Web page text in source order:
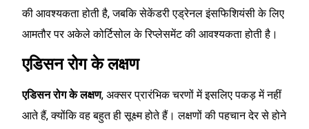
की आवश्यकता होती है, जबकि सेकेंडरी एड्रेनल इंसफिशियंसी के लिए
आमतौर पर अकेले कोर्टिसोल के रिप्लेसमेंट की आवश्यकता होती है।
एडिसन रोग के लक्षण
एडिसन रोग के लक्षण, अक्सर प्रारंभिक चरणों में इसलिए पकड़ में नहीं
आते हैं, क्योंकि वह बहुत ही सूक्ष्म होते हैं। लक्षणों की पहचान देर से होने